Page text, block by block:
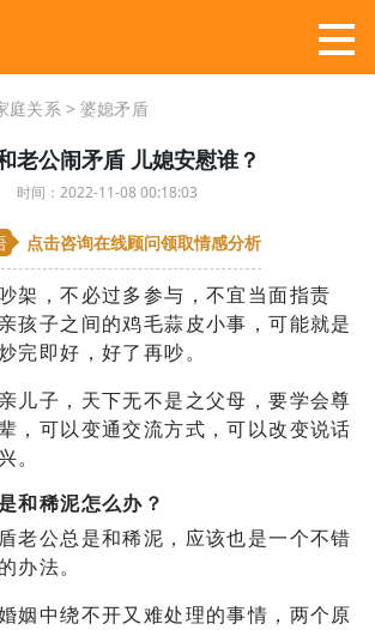
庭关系 > 婆媳矛盾
老公闹矛盾 儿媳安慰谁？
时间：2022-11-08 00:18:03
点击咨询在线顾问领取情感分析
架，不必过多参与，不宜当面指责
孩子之间的鸡毛蒜皮小事，可能就是
完即好，好了再吵。
儿子，天下无不是之父母，要学会尊
，可以变通交流方式，可以改变说话
。
和稀泥怎么办？
老公总是和稀泥，应该也是一个不错
办法。
姻中绕不开又难处理的事情，两个原